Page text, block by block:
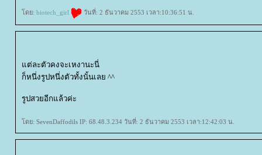
ดย: biotech_girl วันที่: 2 ธันวาคม 2553 เวลา:10:36:51 น.
ต่ละตัวคงจะเหงานะนี่
ก็หนึ่งรูปหนึ่งตัวทั้งนั้นเลย ^^
รูปสวยอีกแล้วค่ะ
ดย: SevenDaffodils IP: 68.48.3.234 วันที่: 2 ธันวาคม 2553 เวลา:12:42:03 น.